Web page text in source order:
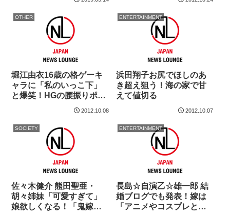
OTHER
堀江由衣16歳の格ゲーキ
ャラに「私のいっこ下」
と爆笑！HGの腰振りポー
2012.10.08
ENTERTAINMENT
浜田翔子お尻でほしのあ
き超え狙う！海の家で甘
えて値切る
2012.10.07
SOCIETY
佐々木健介 熊田聖亜・
胡々姉妹「可愛すぎて」
娘欲しくなる！「鬼嫁と
ENTERTAINMENT
長島☆自演乙☆雄一郎 結
婚ブログでも発表！嫁は
「アニメやコスプレとい